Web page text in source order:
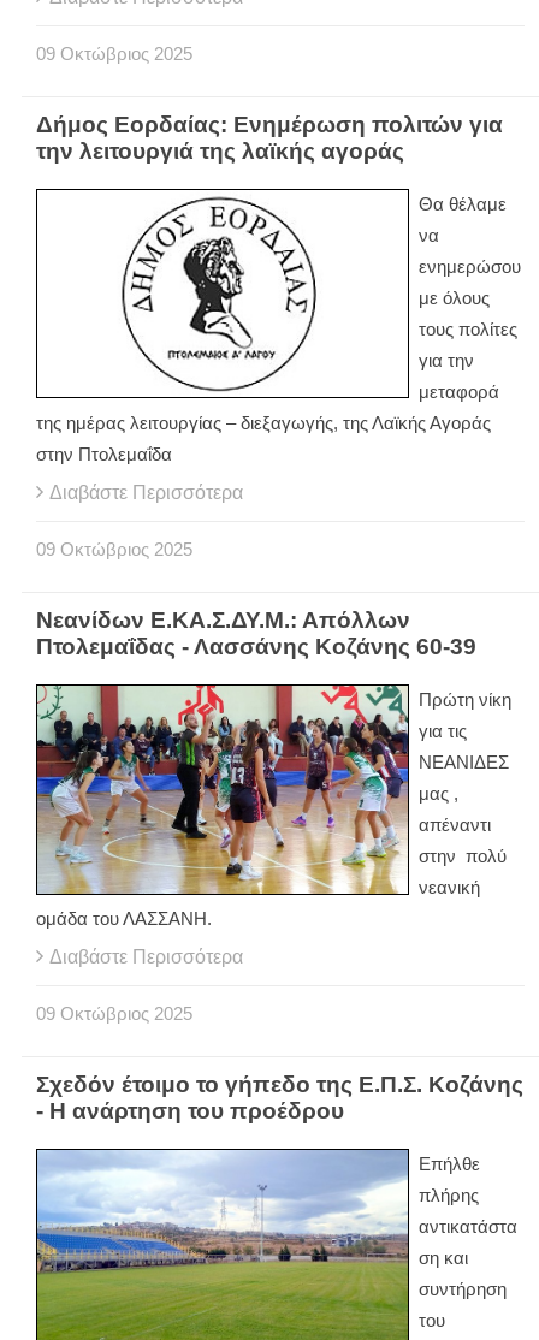
09 Οκτώβριος 2025
Δήμος Εορδαίας: Ενημέρωση πολιτών για
την λειτουργιά της λαϊκής αγοράς
Θα θέλαμε
να
ενημερώσου
με όλους
τους πολίτες
για την
μεταφορά
της ημέρας λειτουργίας – διεξαγωγής, της Λαϊκής Αγοράς
στην Πτολεμαΐδα
Διαβάστε Περισσότερα
09 Οκτώβριος 2025
Νεανίδων Ε.ΚΑ.Σ.ΔΥ.Μ.: Απόλλων
Πτολεμαΐδας - Λασσάνης Κοζάνης 60-39
Πρώτη νίκη
για τις
ΝΕΑΝΙΔΕΣ
μας ,
απέναντι
στην πολύ
νεανική
ομάδα του ΛΑΣΣΑΝΗ.
Διαβάστε Περισσότερα
09 Οκτώβριος 2025
Σχεδόν έτοιμο το γήπεδο της Ε.Π.Σ. Κοζάνης
- Η ανάρτηση του προέδρου
Επήλθε
πλήρης
αντικατάστα
ση και
συντήρηση
του